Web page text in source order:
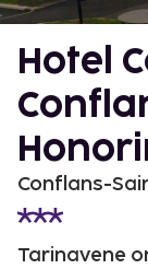
Hotel
Conflans-
Tarinavene